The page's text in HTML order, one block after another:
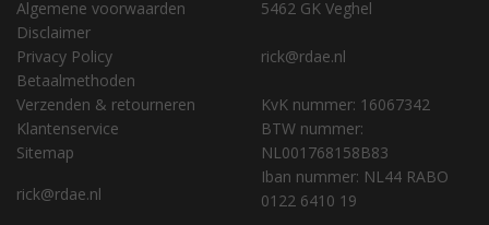
Algemene voorwaarden
Disclaimer
Privacy Policy
Betaalmethoden
Verzenden & retourneren
Klantenservice
Sitemap
rick@rdae.nl
5462 GK Veghel
rick@rdae.nl
KvK nummer: 16067342
BTW nummer:
NL001768158B83
Iban nummer: NL44 RABO
0122 6410 19